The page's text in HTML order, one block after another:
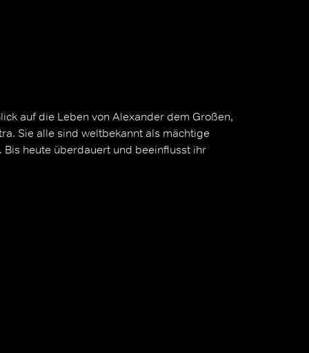
auf die Leben von Alexander dem Großen,
Sie alle sind weltbekannt als mächtige
Bis heute überdauert und beeinflusst ihr